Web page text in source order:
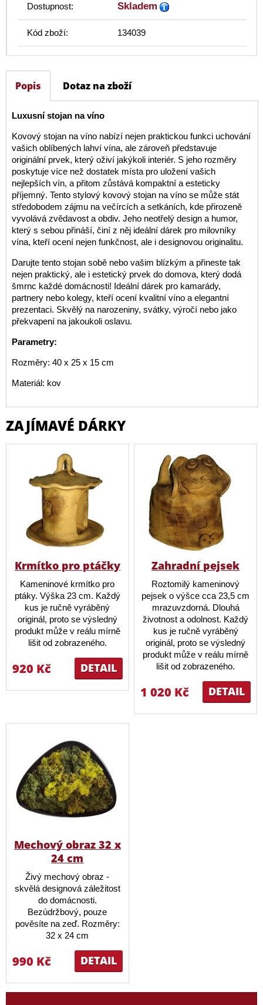
Dostupnost: Skladem
Kód zboží: 134039
Popis Dotaz na zboží
Luxusní stojan na víno
Kovový stojan na víno nabízí nejen praktickou funkci uchování
vašich oblíbených lahví vína, ale zároveň představuje
originální prvek, který oživí jakýkoli interiér. S jeho rozměry
poskytuje více než dostatek místa pro uložení vašich
nejlepších vín, a přitom zůstává kompaktní a esteticky
příjemný. Tento stylový kovový stojan na víno se může stát
středobodem zájmu na večírcích a setkáních, kde přirozeně
vyvolává zvědavost a obdiv. Jeho neotřelý design a humor,
který s sebou přináší, činí z něj ideální dárek pro milovníky
vína, kteří ocení nejen funkčnost, ale i designovou originalitu.
Darujte tento stojan sobě nebo vašim blízkým a přineste tak
nejen praktický, ale i estetický prvek do domova, který dodá
šmrnc každé domácnosti! Ideální dárek pro kamarády,
partnery nebo kolegy, kteří ocení kvalitní víno a elegantní
prezentaci. Skvělý na narozeniny, svátky, výročí nebo jako
překvapení na jakoukoli oslavu.
Parametry:
Rozměry: 40 x 25 x 15 cm
Materiál: kov
ZAJÍMAVÉ DÁRKY
Krmítko pro ptáčky
Kameninové krmítko pro
ptáky. Výška 23 cm. Každý
kus je ručně vyráběný
originál, proto se výsledný
produkt může v reálu mírně
lišit od zobrazeného.
DETAIL
920 Kč
Zahradní pejsek
Roztomilý kameninový
pejsek o výšce cca 23,5 cm
mrazuvzdorná. Dlouhá
životnost a odolnost. Každý
kus je ručně vyráběný
originál, proto se výsledný
produkt může v reálu mírně
lišit od zobrazeného.
DETAIL
1 020 Kč
Mechový obraz 32 x
24 cm
Živý mechový obraz -
skvělá designová záležitost
do domácnosti.
Bezúdržbový, pouze
pověsíte na zeď. Rozměry:
32 x 24 cm
DETAIL
990 Kč